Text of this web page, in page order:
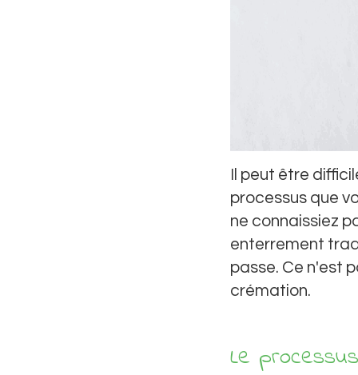
Il peut être
processus que
ne connaissiez
enterrement
passe. Ce n'est
crémation.
Le